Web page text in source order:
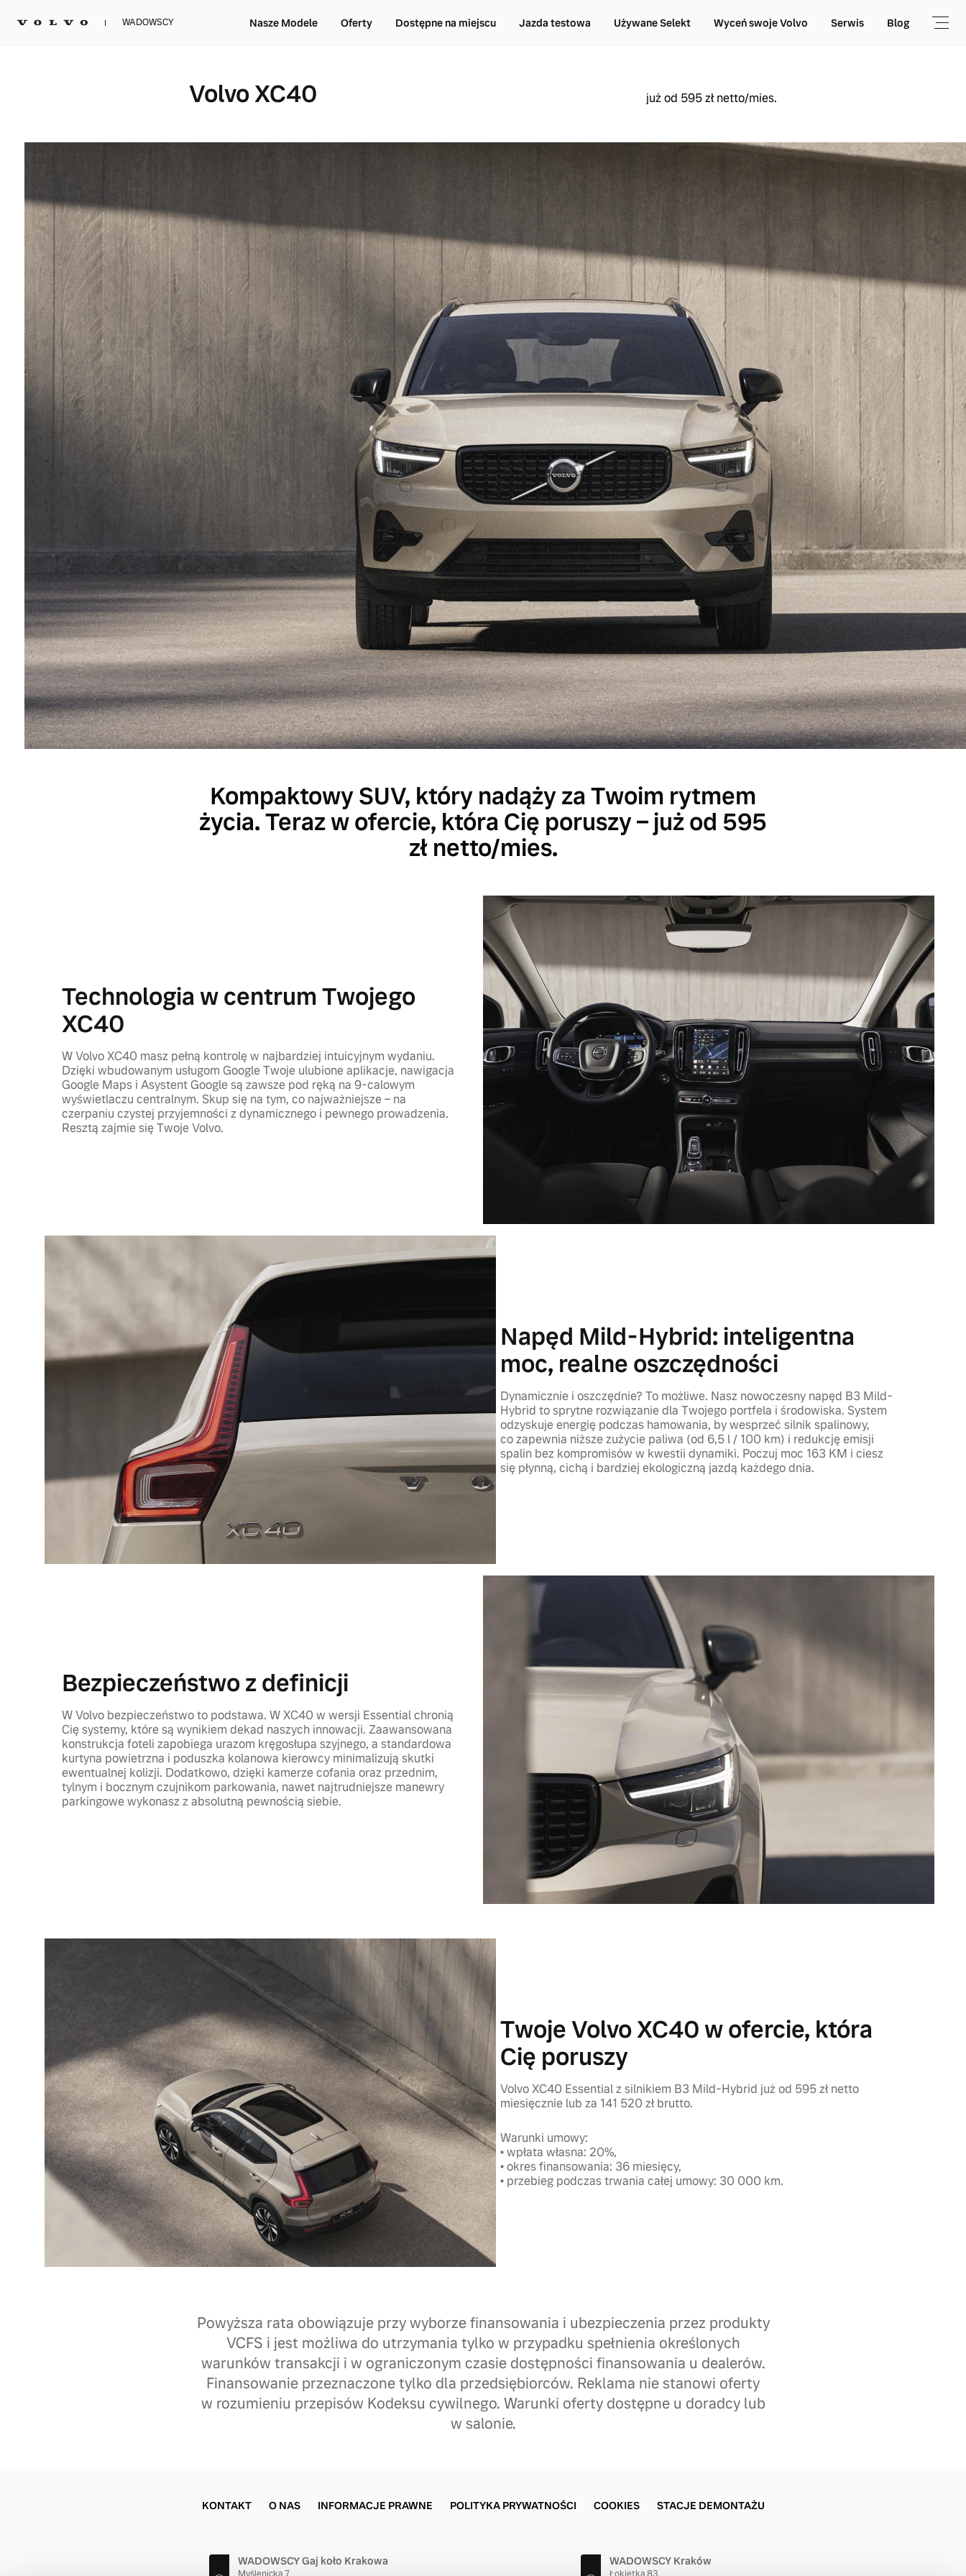
WADOWSCY Nasze Modele Oferty Dostępne na miejscu Jazda testowa Używane Selekt Wyceń swoje Volvo Serwis Blog
Volvo XC40 już od 595 zł netto/mies.
Kompaktowy SUV, który nadąży za Twoim rytmem
życia. Teraz w ofercie, która Cię poruszy – już od 595
zł netto/mies.
Technologia w centrum Twojego
XC40
W Volvo XC40 masz pełną kontrolę w najbardziej intuicyjnym wydaniu.
Dzięki wbudowanym usługom Google Twoje ulubione aplikacje, nawigacja
Google Maps i Asystent Google są zawsze pod ręką na 9-calowym
wyświetlaczu centralnym. Skup się na tym, co najważniejsze – na
czerpaniu czystej przyjemności z dynamicznego i pewnego prowadzenia.
Resztą zajmie się Twoje Volvo.
Napęd Mild-Hybrid: inteligentna
moc, realne oszczędności
Dynamicznie i oszczędnie? To możliwe. Nasz nowoczesny napęd B3 Mild-
Hybrid to sprytne rozwiązanie dla Twojego portfela i środowiska. System
odzyskuje energię podczas hamowania, by wesprzeć silnik spalinowy,
co zapewnia niższe zużycie paliwa (od 6,5 l / 100 km) i redukcję emisji
spalin bez kompromisów w kwestii dynamiki. Poczuj moc 163 KM i ciesz
się płynną, cichą i bardziej ekologiczną jazdą każdego dnia.
Bezpieczeństwo z definicji
W Volvo bezpieczeństwo to podstawa. W XC40 w wersji Essential chronią
Cię systemy, które są wynikiem dekad naszych innowacji. Zaawansowana
konstrukcja foteli zapobiega urazom kręgosłupa szyjnego, a standardowa
kurtyna powietrzna i poduszka kolanowa kierowcy minimalizują skutki
ewentualnej kolizji. Dodatkowo, dzięki kamerze cofania oraz przednim,
tylnym i bocznym czujnikom parkowania, nawet najtrudniejsze manewry
parkingowe wykonasz z absolutną pewnością siebie.
Twoje Volvo XC40 w ofercie, która
Cię poruszy
Volvo XC40 Essential z silnikiem B3 Mild-Hybrid już od 595 zł netto
miesięcznie lub za 141 520 zł brutto.
Warunki umowy:
• wpłata własna: 20%,
• okres finansowania: 36 miesięcy,
• przebieg podczas trwania całej umowy: 30 000 km.
Powyższa rata obowiązuje przy wyborze finansowania i ubezpieczenia przez produkty
VCFS i jest możliwa do utrzymania tylko w przypadku spełnienia określonych
warunków transakcji i w ograniczonym czasie dostępności finansowania u dealerów.
Finansowanie przeznaczone tylko dla przedsiębiorców. Reklama nie stanowi oferty
w rozumieniu przepisów Kodeksu cywilnego. Warunki oferty dostępne u doradcy lub
w salonie.
KONTAKT O NAS INFORMACJE PRAWNE POLITYKA PRYWATNOŚCI COOKIES STACJE DEMONTAŻU
WADOWSCY Gaj koło Krakowa WADOWSCY Kraków